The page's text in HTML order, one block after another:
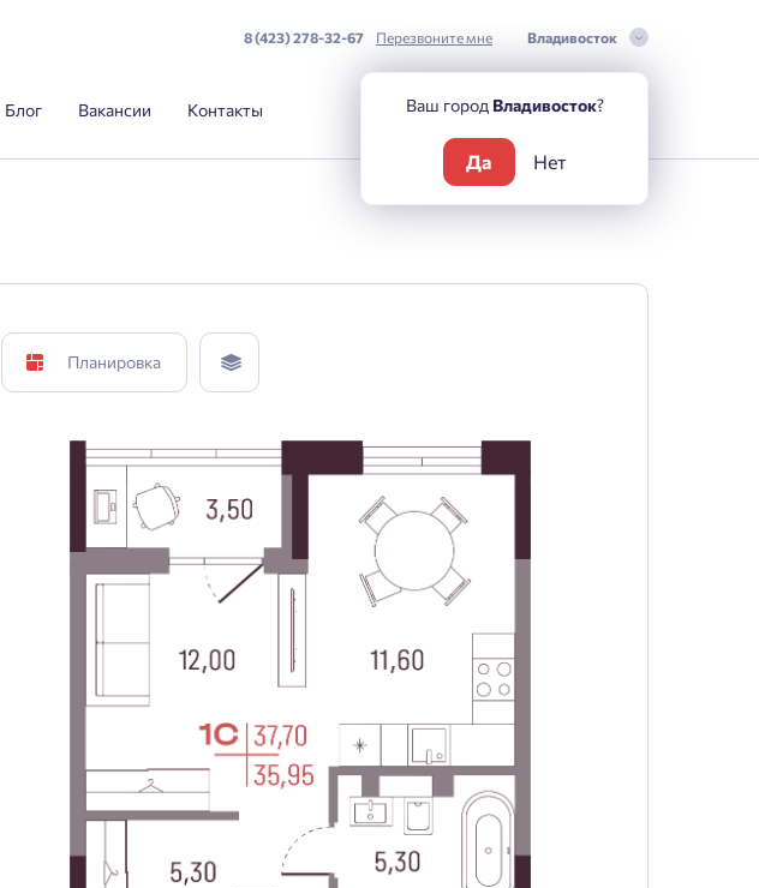
8 (423) 278-32-67 Перезвоните мне Владивосток
Блог Вакансии Контакты
Планировка
Ваш город Владивосток?
Да Нет